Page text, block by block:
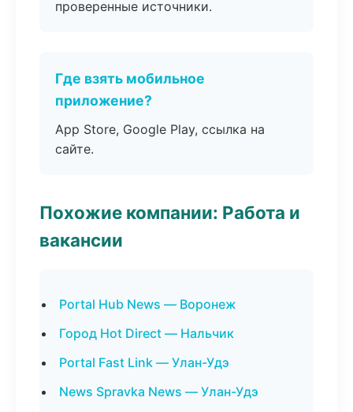
проверенные источники.
Где взять мобильное
приложение?
App Store, Google Play, ссылка на
сайте.
Похожие компании: Работа и
вакансии
Portal Hub News — Воронеж
Город Hot Direct — Нальчик
Portal Fast Link — Улан-Удэ
News Spravka News — Улан-Удэ